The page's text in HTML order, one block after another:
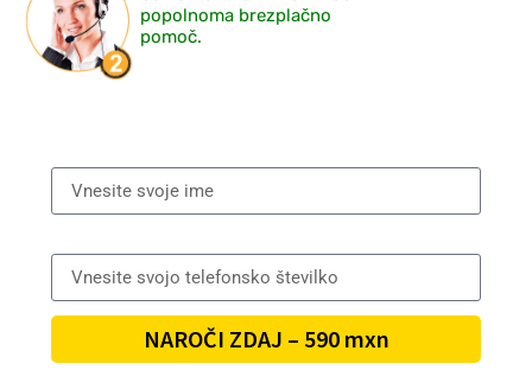
popolnoma brezplačno
pomoč.
NAROČI ZDAJ – 590 mxn